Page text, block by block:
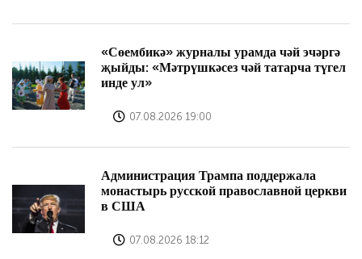
«Сөембикә» журналы урамда чәй эчәргә
җыйды: «Мәтрүшкәсез чәй татарча түгел
инде ул»
07.08.2026 19:00
Администрация Трампа поддержала
монастырь русской православной церкви
в США
07.08.2026 18:12